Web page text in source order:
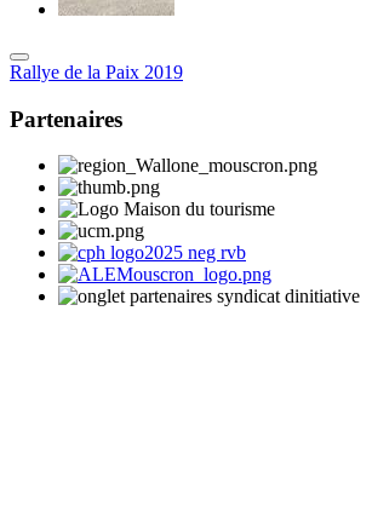
Rallye de la Paix 2019
Partenaires